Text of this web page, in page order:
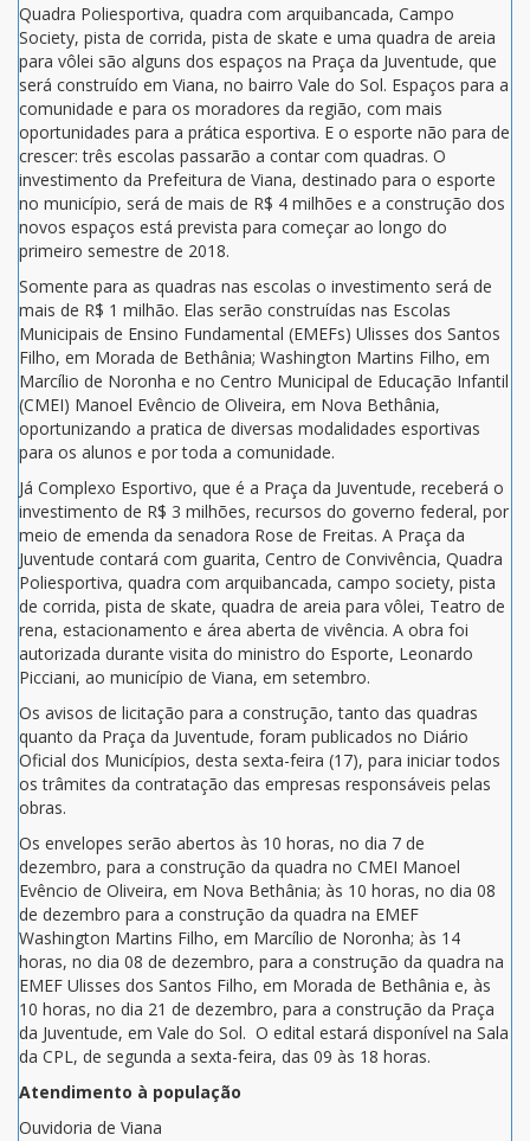
Quadra Poliesportiva, quadra com arquibancada, Campo
Society, pista de corrida, pista de skate e uma quadra de areia
para vôlei são alguns dos espaços na Praça da Juventude, que
será construído em Viana, no bairro Vale do Sol. Espaços para a
comunidade e para os moradores da região, com mais
oportunidades para a prática esportiva. E o esporte não para de
crescer: três escolas passarão a contar com quadras. O
investimento da Prefeitura de Viana, destinado para o esporte
no município, será de mais de R$ 4 milhões e a construção dos
novos espaços está prevista para começar ao longo do
primeiro semestre de 2018.
Somente para as quadras nas escolas o investimento será de
mais de R$ 1 milhão. Elas serão construídas nas Escolas
Municipais de Ensino Fundamental (EMEFs) Ulisses dos Santos
Filho, em Morada de Bethânia; Washington Martins Filho, em
Marcílio de Noronha e no Centro Municipal de Educação Infantil
(CMEI) Manoel Evêncio de Oliveira, em Nova Bethânia,
oportunizando a pratica de diversas modalidades esportivas
para os alunos e por toda a comunidade.
Já Complexo Esportivo, que é a Praça da Juventude, receberá o
investimento de R$ 3 milhões, recursos do governo federal, por
meio de emenda da senadora Rose de Freitas. A Praça da
Juventude contará com guarita, Centro de Convivência, Quadra
Poliesportiva, quadra com arquibancada, campo society, pista
de corrida, pista de skate, quadra de areia para vôlei, Teatro de
rena, estacionamento e área aberta de vivência. A obra foi
autorizada durante visita do ministro do Esporte, Leonardo
Picciani, ao município de Viana, em setembro.
Os avisos de licitação para a construção, tanto das quadras
quanto da Praça da Juventude, foram publicados no Diário
Oficial dos Municípios, desta sexta-feira (17), para iniciar todos
os trâmites da contratação das empresas responsáveis pelas
obras.
Os envelopes serão abertos às 10 horas, no dia 7 de
dezembro, para a construção da quadra no CMEI Manoel
Evêncio de Oliveira, em Nova Bethânia; às 10 horas, no dia 08
de dezembro para a construção da quadra na EMEF
Washington Martins Filho, em Marcílio de Noronha; às 14
horas, no dia 08 de dezembro, para a construção da quadra na
EMEF Ulisses dos Santos Filho, em Morada de Bethânia e, às
10 horas, no dia 21 de dezembro, para a construção da Praça
da Juventude, em Vale do Sol. O edital estará disponível na Sala
da CPL, de segunda a sexta-feira, das 09 às 18 horas.
Atendimento à população
Ouvidoria de Viana